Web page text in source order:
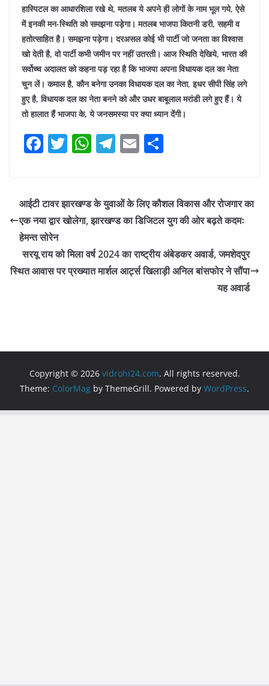
हास्पिटल का आधारशिला रखे थे, मतलब ये अपने ही लोगों के नाम भूल गये, ऐसे
में इनकी मन-स्थिति को समझना पड़ेगा। मतलब भाजपा कितनी डरी, सहमी व
हतोत्साहित है। समझना पड़ेगा। दरअसल कोई भी पार्टी जो जनता का विश्वास
खो देती है, वो पार्टी कभी जमीन पर नहीं उतरती। आज स्थिति देखिये, भारत की
सर्वोच्च अदालत को कहना पड़ रहा है कि भाजपा अपना विधायक दल का नेता
चुन लें। कमाल है, कौन बनेगा उनका विधायक दल का नेता, इधर सीपी सिंह लगे
हुए है, विधायक दल का नेता बनने को और उधर बाबूलाल मरांडी लगे हुए हैं। ये
तो हालात हैं भाजपा के, ये जनसमस्या पर क्या ध्यान देंगी।
F
e
b
o
o
k
T
er
W
s
A
p
T
gr
a
E
l e
आईटी टावर झारखण्ड के युवाओं के लिए कौशल विकास और रोजगार का
एक नया द्वार खोलेगा, झारखण्ड का डिजिटल युग की ओर बढ़ते कदमः
हेमन्त सोरेन
सरयू राय को मिला वर्ष 2024 का राष्ट्रीय अंबेडकर अवार्ड, जमशेदपुर
स्थित आवास पर प्रख्यात मार्शल आर्ट्स खिलाड़ी अनिल बांसफोर ने सौंपा
यह अवार्ड
Copyright © 2026 vidrohi24.com. All rights reserved.
Theme: ColorMag by ThemeGrill. Powered by WordPress.